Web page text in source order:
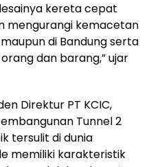
kereta cepat
mengurangi kemacetan
di Bandung serta
dan barang,” ujar
Direktur PT KCIC,
Tunnel 2
tersulit di dunia
memiliki karakteristik